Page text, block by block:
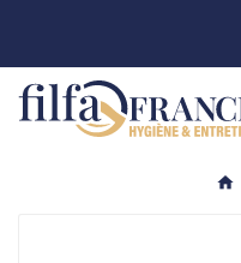
Entretien général